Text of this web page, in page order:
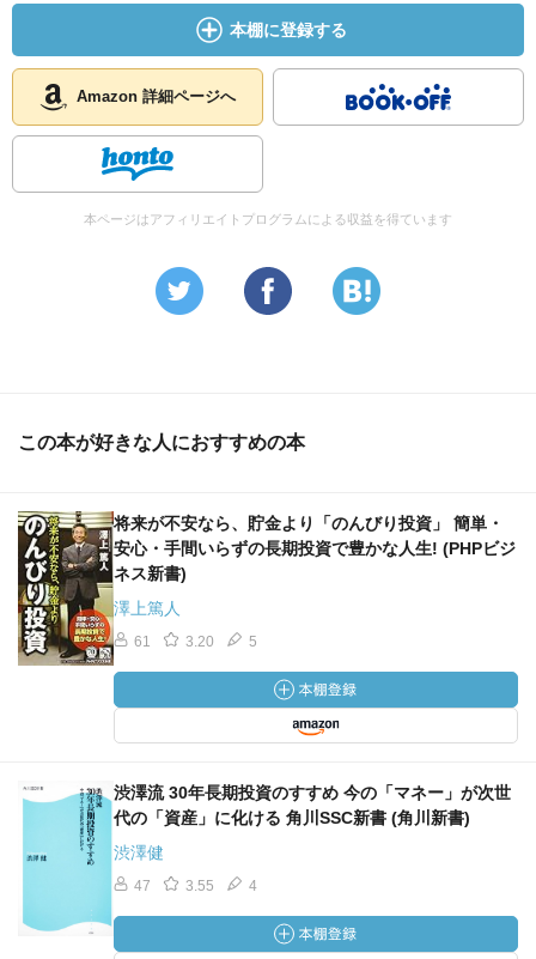
本棚に登録する
Amazon 詳細ページへ
本ページはアフィリエイトプログラムによる収益を得ています
この本が好きな人におすすめの本
将来が不安なら、貯金より「のんびり投資」 簡単・
安心・手間いらずの長期投資で豊かな人生! (PHPビジ
ネス新書)
澤上篤人
61 3.20 5
渋澤流 30年長期投資のすすめ 今の「マネー」が次世
代の「資産」に化ける 角川SSC新書 (角川新書)
渋澤健
47 3.55 4